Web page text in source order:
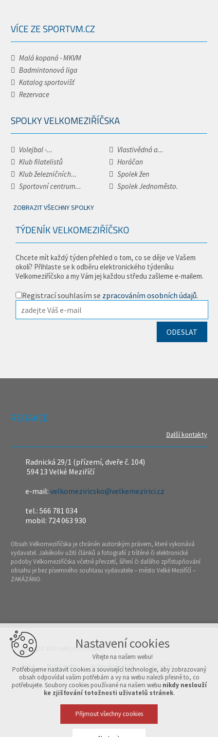
VÍCE ZE SPORTVM.CZ
Malá kopaná - MKVM
Badmintonová liga
Katalog sportovišť
Rezervace
SPOLKY VELKOMEZIŘÍČSKA
Volejbal -...
Vlastivědná a...
Klub filatelistů
Horáčan
Klub železničních...
Spolek žen
Sportovní centrum...
Spolek Jednoměsto.
ZOBRAZIT VŠECHNY SPOLKY
TÝDENÍK VELKOMEZIŘÍČSKO
Chcete mít každý týden přehled o tom, co se děje ve Vašem
okolí? Přihlaste se k odběru elektronického týdeníku
Velkomeziříčsko a my Vám jej každou středu zašleme e-mailem.
Registrací souhlasím se zpracováním osobních údajů.
REDAKCE
Další kontakty
Radnická 29/1 (přízemí, dveře č. 104)
594 13 Velké Meziříčí
e-mail:velkomeziricsko@velkemezirici.cz
tel.: 566 781 034
mobil: 724 063 930
Obsah Velkomeziříčska je chráněn autorským právem, které vykonává
vydavatel. Jakékoliv užití článků a fotografií z tištěné či elektronické
podoby Velkomeziříčska včetně převzetí, šíření či dalšího zpřístupňování
obsahu je bez písemného souhlasu vydavatele – město Velké Meziříčí –
ZAKÁZÁNO.
© Copyright 2026 Velkomeziříčsko
Úvod Mapa webu Archiv čísel v PDF Přihlášení
Vytvořeno v xart.cz
Nastavení cookies
Vítejte na našem webu!
Potřebujeme nastavit cookies a související technologie, aby zobrazovaný
obsah odpovídal vašim potřebám a vy na webu nalezli přesně to, co
potřebujete. Soubory cookies používané na našem webu nikdy neslouží
ke zjišťování totožnosti uživatelů stránek.
Přijmout všechny cookies